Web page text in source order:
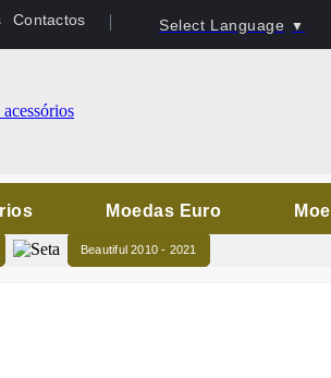
Contactos Select Language ▼
Moedas Euro
Beautiful 2010 - 2021